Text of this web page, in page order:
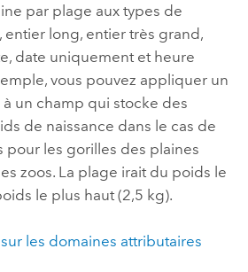
par plage aux types de
long, entier très grand,
date uniquement et heure
vous pouvez appliquer un
un champ qui stocke des
de naissance dans le cas de
pour les gorilles des plaines
zoos. La plage irait du poids le
le plus haut (2,5 kg).
les domaines attributaires